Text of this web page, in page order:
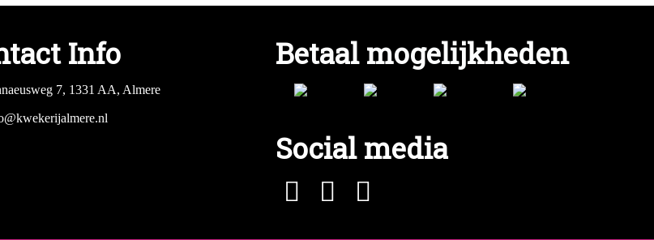
Info
7, 1331 AA, Almere
Betaal mogelijkheden
Social media